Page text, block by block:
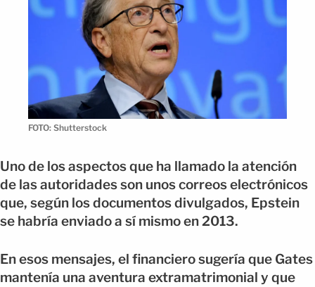
FOTO: Shutterstock
Uno de los aspectos que ha llamado la atención
de las autoridades son unos correos electrónicos
que, según los documentos divulgados, Epstein
se habría enviado a sí mismo en 2013.
En esos mensajes, el financiero sugería que Gates
mantenía una aventura extramatrimonial y que